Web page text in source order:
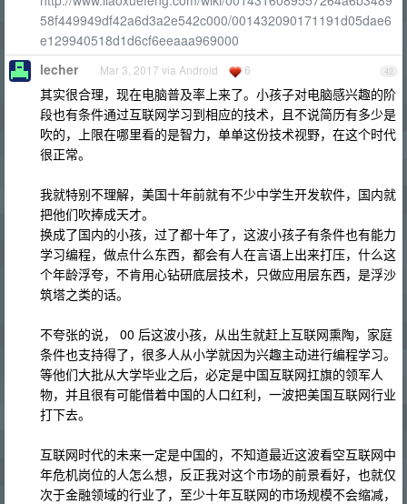
58f449949df42a6d3a2e542c000/001432090171191d05dae6
e129940518d1d6cf6eeaaa969000
42
lecher Mar 3, 2017 via Android 6
其实很合理，现在电脑普及率上来了。小孩子对电脑感兴趣的阶
段也有条件通过互联网学习到相应的技术，且不说简历有多少是
吹的，上限在哪里看的是智力，单单这份技术视野，在这个时代
很正常。
我就特别不理解，美国十年前就有不少中学生开发软件，国内就
把他们吹捧成天才。
换成了国内的小孩，过了都十年了，这波小孩子有条件也有能力
学习编程，做点什么东西，都会有人在言语上出来打压，什么这
个年龄浮夸，不肯用心钻研底层技术，只做应用层东西，是浮沙
筑塔之类的话。
不夸张的说， 00 后这波小孩，从出生就赶上互联网熏陶，家庭
条件也支持得了，很多人从小学就因为兴趣主动进行编程学习。
等他们大批从大学毕业之后，必定是中国互联网扛旗的领军人
物，并且很有可能借着中国的人口红利，一波把美国互联网行业
打下去。
互联网时代的未来一定是中国的，不知道最近这波看空互联网中
年危机岗位的人怎么想，反正我对这个市场的前景看好，也就仅
次于金融领域的行业了，至少十年互联网的市场规模不会缩减，